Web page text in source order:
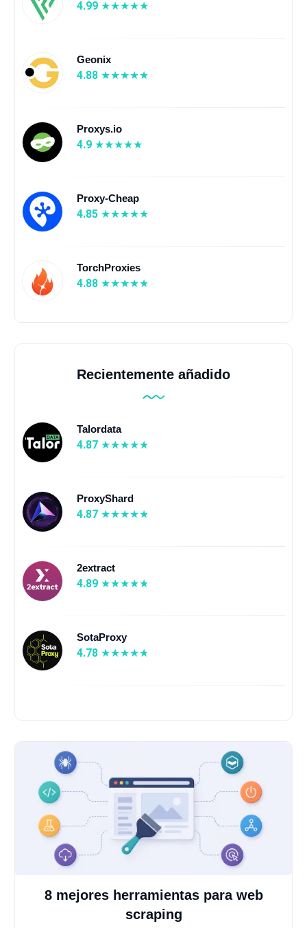
4.99
Geonix
4.88
Proxys.io
4.9
Proxy-Cheap
4.85
TorchProxies
4.88
Recientemente añadido
Talordata
4.87
ProxyShard
4.87
2extract
4.89
SotaProxy
4.78
8 mejores herramientas para web
scraping